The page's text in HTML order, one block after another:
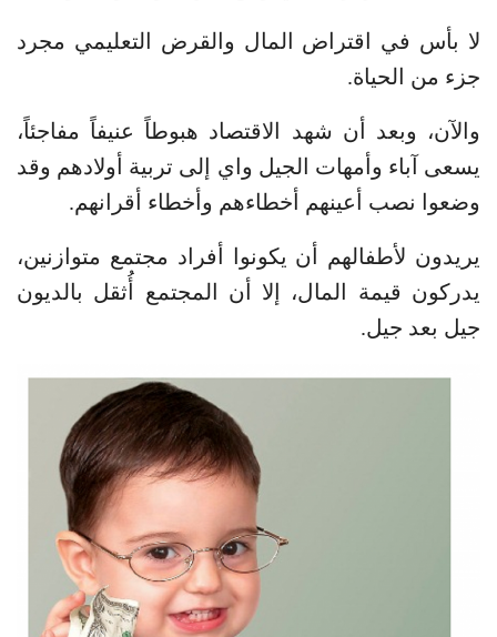
لا بأس في اقتراض المال والقرض التعليمي مجرد
جزء من الحياة.
والآن، وبعد أن شهد الاقتصاد هبوطاً عنيفاً مفاجئاً،
يسعى آباء وأمهات الجيل واي إلى تربية أولادهم وقد
وضعوا نصب أعينهم أخطاءهم وأخطاء أقرانهم.
يريدون لأطفالهم أن يكونوا أفراد مجتمع متوازنين،
يدركون قيمة المال، إلا أن المجتمع أُثقل بالديون
جيل بعد جيل.